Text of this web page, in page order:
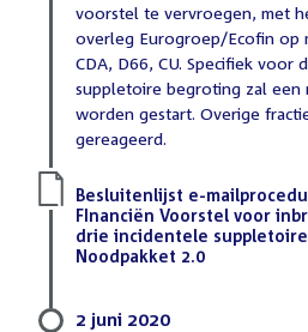
voorstel te vervroegen, met
overleg Eurogroep/Ecofin op
CDA, D66, CU. Specifiek voor
suppletoire begroting zal een
worden gestart. Overige
gereageerd.
Download
bestand:
Besluitenlijst e-
FInanciën Voorstel voor
drie incidentele
Noodpakket 2.0
2 juni 2020